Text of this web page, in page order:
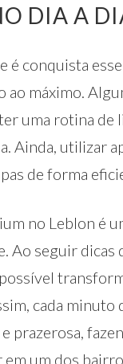
DIA A
é conquista
ao máximo.
uma rotina
Ainda, utilizar
de forma
no Leblon é
Ao seguir
cada
prazerosa,
um dos